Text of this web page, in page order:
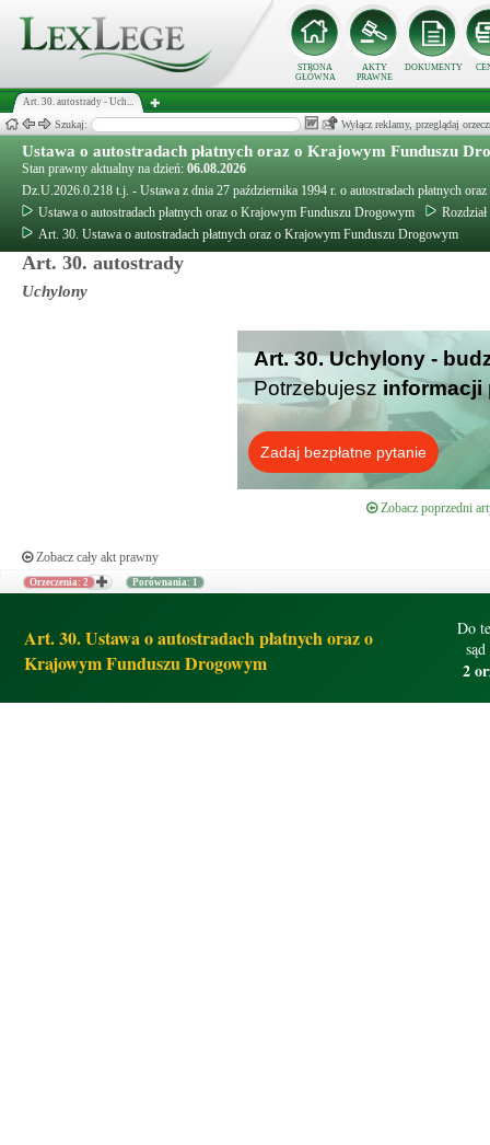
STRONA
GŁÓWNA
AKTY
PRAWNE
DOKUMENTY
Art. 30. autostrady - Uch...
Szukaj: Wyłącz reklamy, przeglądaj
Ustawa o autostradach płatnych oraz o Krajowym Funduszu
Stan prawny aktualny na dzień: 06.08.2026
Dz.U.2026.0.218 t.j. - Ustawa z dnia 27 października 1994 r. o autostradach płatnych
Ustawa o autostradach płatnych oraz o Krajowym Funduszu Drogowym
Art. 30. Ustawa o autostradach płatnych oraz o Krajowym Funduszu Drogowym
Art. 30. autostrady
Uchylony
Art. 30. Uchylony -
Potrzebujesz informacji
Zadaj bezpłatne pytanie
Zobacz poprzedni
Zobacz cały akt prawny
Orzeczenia: 2 Porównania: 1
Art. 30. Ustawa o autostradach płatnych oraz o
Krajowym Funduszu Drogowym
Do
2